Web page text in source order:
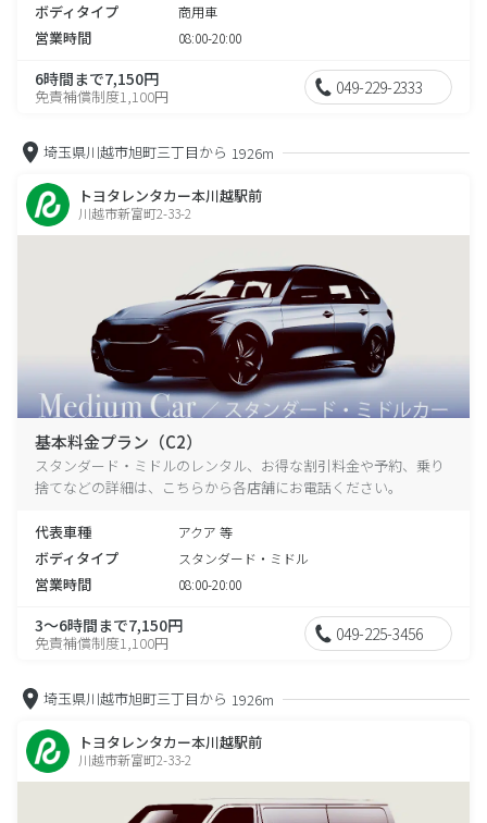
ボディタイプ 商用車
営業時間 08:00-20:00
6時間まで7,150円
免責補償制度1,100円 049-229-2333
埼玉県川越市旭町三丁目から 1926m
トヨタレンタカー本川越駅前
川越市新富町2-33-2
基本料金プラン（C2）
スタンダード・ミドルのレンタル、お得な割引料金や予約、乗り
捨てなどの詳細は、こちらから各店舗にお電話ください。
代表車種 アクア 等
ボディタイプ スタンダード・ミドル
営業時間 08:00-20:00
3～6時間まで7,150円
免責補償制度1,100円 049-225-3456
埼玉県川越市旭町三丁目から 1926m
トヨタレンタカー本川越駅前
川越市新富町2-33-2